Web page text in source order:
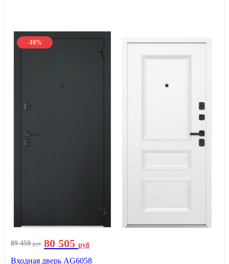
-10%
89 450руб 80 505 руб
Входная дверь AG6058